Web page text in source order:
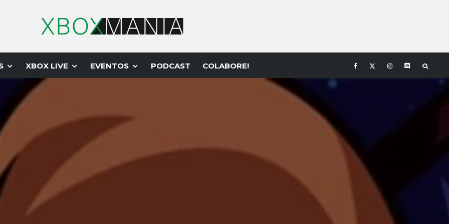
XBOX LIVE EVENTOS PODCAST COLABORE!